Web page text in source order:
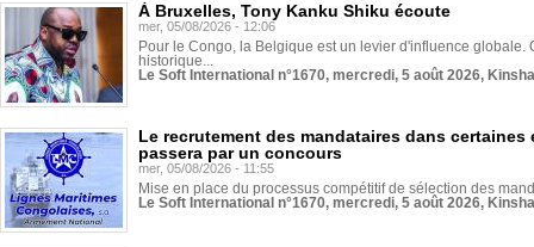
À Bruxelles, Tony Kanku Shiku écoute
mer, 05/08/2026 - 12:06
Pour le Congo, la Belgique est un levier d'influence globale.
historique...
Le Soft International n°1670, mercredi, 5 août 2026,
Le recrutement des mandataires dans
passera par un concours
mer, 05/08/2026 - 11:55
Mise en place du processus compétitif de sélection des
Le Soft International n°1670, mercredi, 5 août 2026,